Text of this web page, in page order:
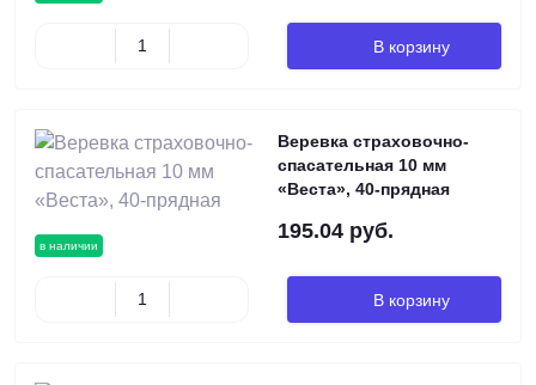
В корзину
в наличии
Веревка страховочно-
спасательная 10 мм
«Веста», 40-прядная
195.04 руб.
В корзину